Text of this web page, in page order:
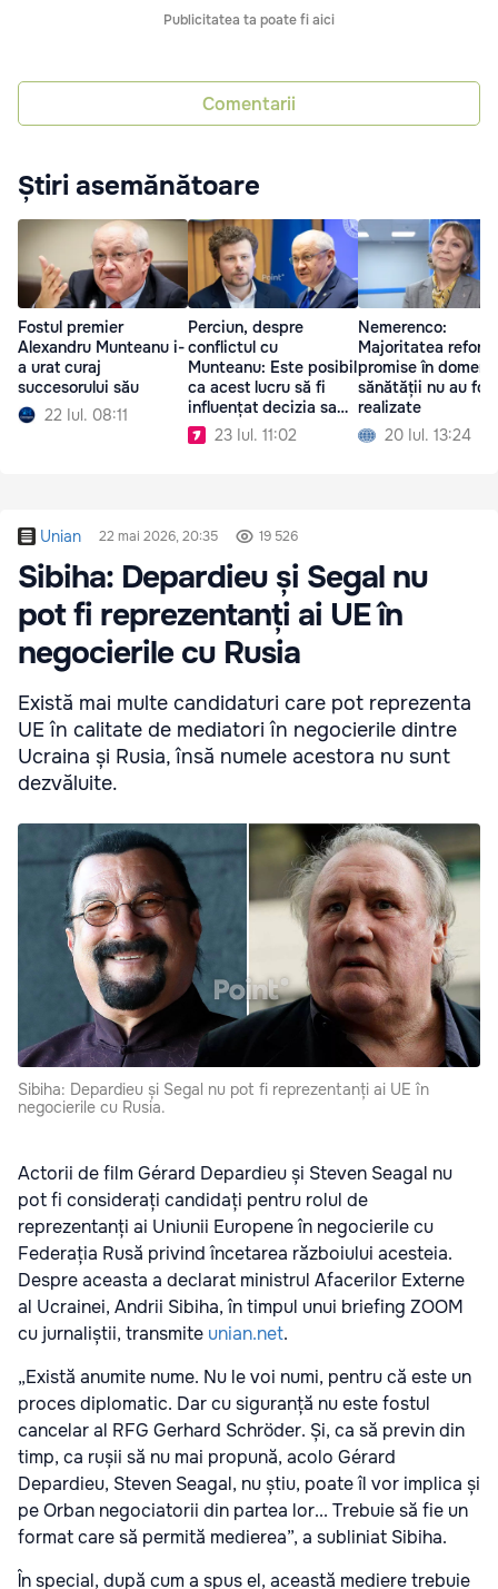
Publicitatea ta poate fi aici
Comentarii
Știri asemănătoare
Fostul premier
Alexandru Munteanu i-
a urat curaj
succesorului său
22 Iul. 08:11
Perciun, despre
conflictul cu
Munteanu: Este posibil
ca acest lucru să fi
influențat decizia sa
de a demisiona
23 Iul. 11:02
Nemerenco:
Majoritatea
promise în
sănătății nu au fost
realizate
20 Iul. 13:24
Unian 22 mai 2026, 20:35 19 526
Sibiha: Depardieu și Segal nu
pot fi reprezentanți ai UE în
negocierile cu Rusia
Există mai multe candidaturi care pot reprezenta
UE în calitate de mediatori în negocierile dintre
Ucraina și Rusia, însă numele acestora nu sunt
dezvăluite.
Sibiha: Depardieu și Segal nu pot fi reprezentanți ai UE în
negocierile cu Rusia.
Actorii de film Gérard Depardieu și Steven Seagal nu
pot fi considerați candidați pentru rolul de
reprezentanți ai Uniunii Europene în negocierile cu
Federația Rusă privind încetarea războiului acesteia.
Despre aceasta a declarat ministrul Afacerilor Externe
al Ucrainei, Andrii Sibiha, în timpul unui briefing ZOOM
cu jurnaliștii, transmite unian.net.
„Există anumite nume. Nu le voi numi, pentru că este un
proces diplomatic. Dar cu siguranță nu este fostul
cancelar al RFG Gerhard Schröder. Și, ca să previn din
timp, ca rușii să nu mai propună, acolo Gérard
Depardieu, Steven Seagal, nu știu, poate îl vor implica și
pe Orban negociatorii din partea lor... Trebuie să fie un
format care să permită medierea”, a subliniat Sibiha.
În special, după cum a spus el, această mediere trebuie